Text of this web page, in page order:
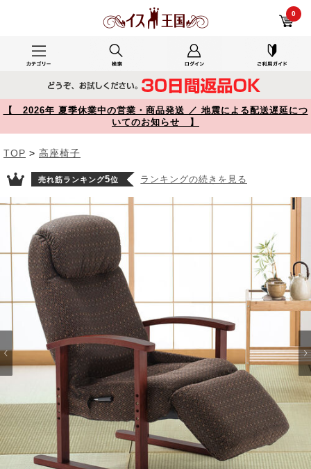
0
【 2026年 夏季休業中の営業・商品発送 ／ 地震による配送遅延につ
いてのお知らせ 】
TOP > 高座椅子
売れ筋ランキング5位 ランキングの続きを見る
Prev